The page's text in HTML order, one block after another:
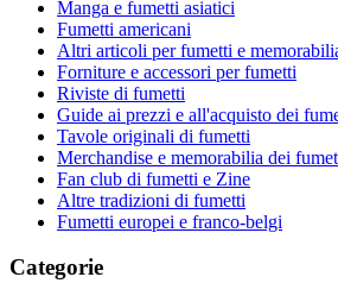
Manga e fumetti asiatici
Fumetti americani
Altri articoli per fumetti e
Forniture e accessori per fumetti
Riviste di fumetti
Guide ai prezzi e all'acquisto dei
Tavole originali di fumetti
Merchandise e memorabilia dei
Fan club di fumetti e Zine
Altre tradizioni di fumetti
Fumetti europei e franco-belgi
Categorie